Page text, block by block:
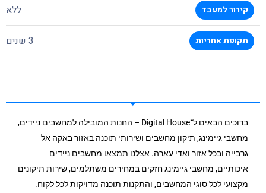
קירור למעבד ללא
תקופת אחריות 3 שנים
ברוכים הבאים ל־Digital House – החנות המובילה למחשבים ניידים,
מחשבי גיימינג, תיקון מחשבים ושירותי תוכנה באזור באקה אל
גרבייה ובכל אזור ואדי עארה. אצלנו תמצאו מחשבים ניידים
איכותיים, מחשבי גיימינג חזקים במחירים משתלמים, שירות תיקונים
מקצועי לכל סוגי המחשבים, והתקנות תוכנה מדויקות לכל לקוח.